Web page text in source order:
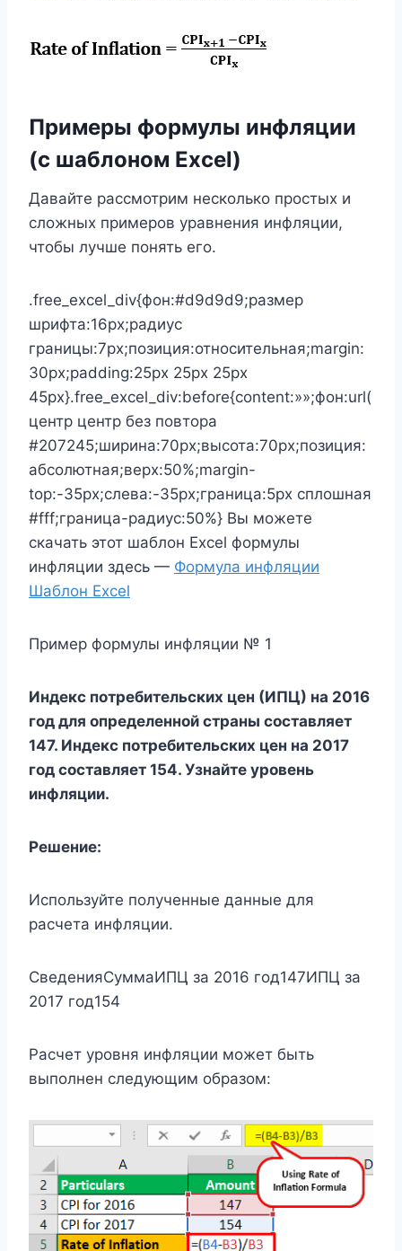
Примеры формулы инфляции
(с шаблоном Excel)
Давайте рассмотрим несколько простых и
сложных примеров уравнения инфляции,
чтобы лучше понять его.
.free_excel_div{фон:#d9d9d9;размер
шрифта:16px;радиус
границы:7px;позиция:относительная;margin:
30px;padding:25px 25px 25px
45px}.free_excel_div:before{content:»»;фон:url(
центр центр без повтора
#207245;ширина:70px;высота:70px;позиция:
абсолютная;верх:50%;margin-
top:-35px;слева:-35px;граница:5px сплошная
#fff;граница-радиус:50%} Вы можете
скачать этот шаблон Excel формулы
инфляции здесь — Формула инфляции
Шаблон Excel
Пример формулы инфляции № 1
Индекс потребительских цен (ИПЦ) на 2016
год для определенной страны составляет
147. Индекс потребительских цен на 2017
год составляет 154. Узнайте уровень
инфляции.
Решение:
Используйте полученные данные для
расчета инфляции.
СведенияСуммаИПЦ за 2016 год147ИПЦ за
2017 год154
Расчет уровня инфляции может быть
выполнен следующим образом: